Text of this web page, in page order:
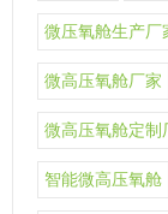
微压氧舱生产厂
微高压氧舱厂家
微高压氧舱定制
智能微高压氧舱